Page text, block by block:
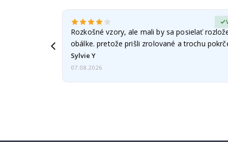
Rozkošné vzory, ale mali by sa posielať
obálke. pretože prišli zrolované a trochu
Sylvie Y
07.08.2026